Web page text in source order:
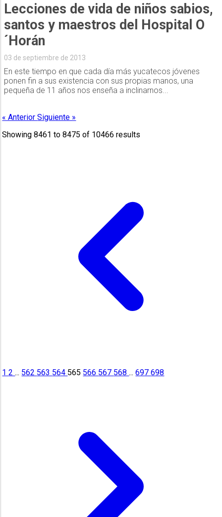
Lecciones de vida de niños sabios,
santos y maestros del Hospital O
´Horán
03 de septiembre de 2013
En este tiempo en que cada día más yucatecos jóvenes
ponen fin a sus existencia con sus propias manos, una
pequeña de 11 años nos enseña a inclinarnos...
« AnteriorSiguiente »
Showing8461 to8475 of 10466 results
12... 562 563 564 565 566 567 568... 697698